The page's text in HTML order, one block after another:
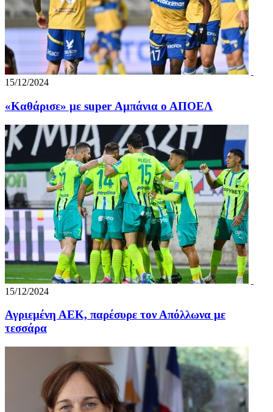
15/12/2024
«Καθάρισε» με super Αμπάνια ο ΑΠΟΕΛ
15/12/2024
Αγριεμένη ΑΕΚ, παρέσυρε τον Απόλλωνα με
τεσσάρα